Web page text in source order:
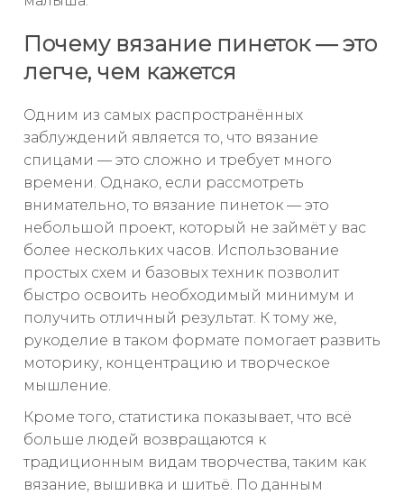
Почему вязание пинеток — это
легче, чем кажется
Одним из самых распространённых
заблуждений является то, что вязание
спицами — это сложно и требует много
времени. Однако, если рассмотреть
внимательно, то вязание пинеток — это
небольшой проект, который не займёт у вас
более нескольких часов. Использование
простых схем и базовых техник позволит
быстро освоить необходимый минимум и
получить отличный результат. К тому же,
рукоделие в таком формате помогает развить
моторику, концентрацию и творческое
мышление.
Кроме того, статистика показывает, что всё
больше людей возвращаются к
традиционным видам творчества, таким как
вязание, вышивка и шитьё. По данным